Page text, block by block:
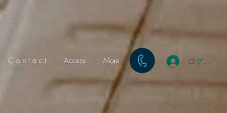
C o n t a c t Access More ログイン